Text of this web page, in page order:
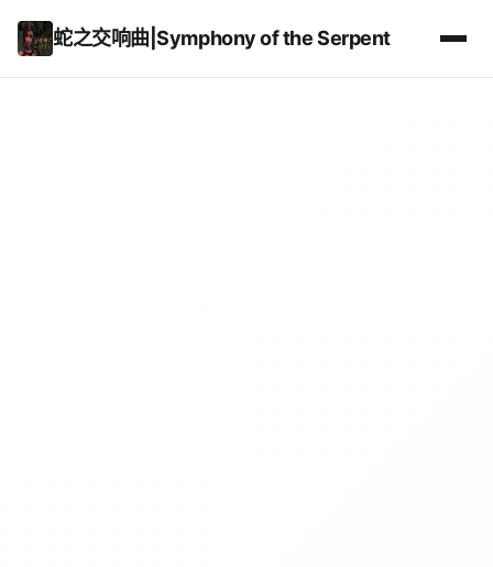
蛇之交响曲|Symphony of the Serpent